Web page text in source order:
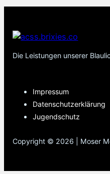
Die Leistungen unserer
Impressum
Datenschutzerklärung
Jugendschutz
Copyright © 2026 | Moser